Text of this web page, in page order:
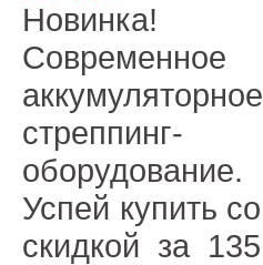
Новинка!
Современное
аккумуляторное
стреппинг-
оборудование.
Успей купить со
скидкой за 135